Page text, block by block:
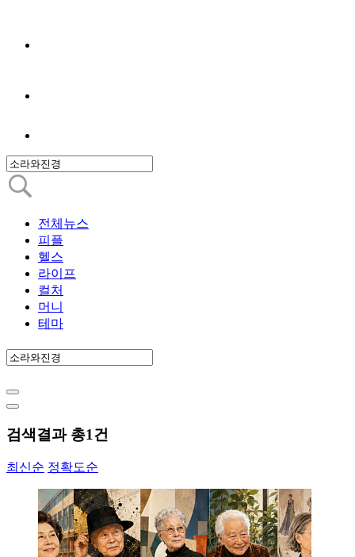
전체뉴스
피플
헬스
라이프
컬처
머니
테마
검색결과 총1건
최신순 정확도순